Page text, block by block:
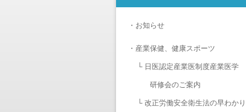
・ お知らせ
・ 産業保健、健康スポーツ
└ 日医認定産業医制度産業医学
研修会のご案内
└ 改正労働安全衛生法の早わかり